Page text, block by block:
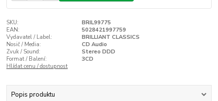
SKU:
BRIL99775
EAN:
5028421997759
Vydavatel / Label:
BRILLIANT CLASSICS
Nosič / Media:
CD Audio
Zvuk / Sound:
Stereo DDD
Format / Balení:
3CD
Hlídat cenu / dostupnost
Popis produktu